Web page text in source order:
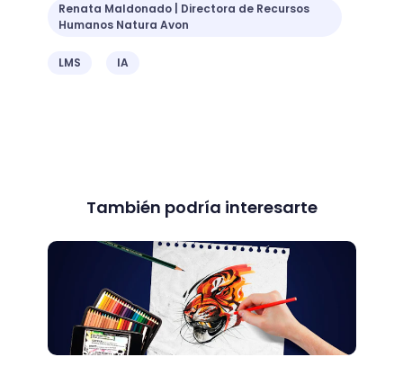
Renata Maldonado | Directora de Recursos
Humanos Natura Avon
LMS IA
También podría interesarte